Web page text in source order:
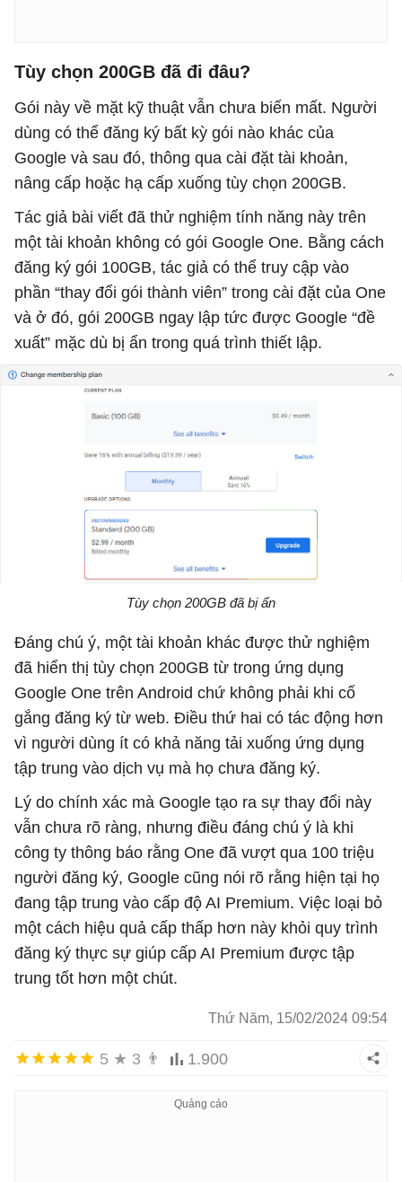
Tùy chọn 200GB đã đi đâu?
Gói này về mặt kỹ thuật vẫn chưa biến mất. Người
dùng có thể đăng ký bất kỳ gói nào khác của
Google và sau đó, thông qua cài đặt tài khoản,
nâng cấp hoặc hạ cấp xuống tùy chọn 200GB.
Tác giả bài viết đã thử nghiệm tính năng này trên
một tài khoản không có gói Google One. Bằng cách
đăng ký gói 100GB, tác giả có thể truy cập vào
phần “thay đổi gói thành viên” trong cài đặt của One
và ở đó, gói 200GB ngay lập tức được Google “đề
xuất” mặc dù bị ẩn trong quá trình thiết lập.
Tùy chọn 200GB đã bị ẩn
Đáng chú ý, một tài khoản khác được thử nghiệm
đã hiển thị tùy chọn 200GB từ trong ứng dụng
Google One trên Android chứ không phải khi cố
gắng đăng ký từ web. Điều thứ hai có tác động hơn
vì người dùng ít có khả năng tải xuống ứng dụng
tập trung vào dịch vụ mà họ chưa đăng ký.
Lý do chính xác mà Google tạo ra sự thay đổi này
vẫn chưa rõ ràng, nhưng điều đáng chú ý là khi
công ty thông báo rằng One đã vượt qua 100 triệu
người đăng ký, Google cũng nói rõ rằng hiện tại họ
đang tập trung vào cấp độ AI Premium. Việc loại bỏ
một cách hiệu quả cấp thấp hơn này khỏi quy trình
đăng ký thực sự giúp cấp AI Premium được tập
trung tốt hơn một chút.
Thứ Năm, 15/02/2024 09:54
5 ★ 3 👨 1.900